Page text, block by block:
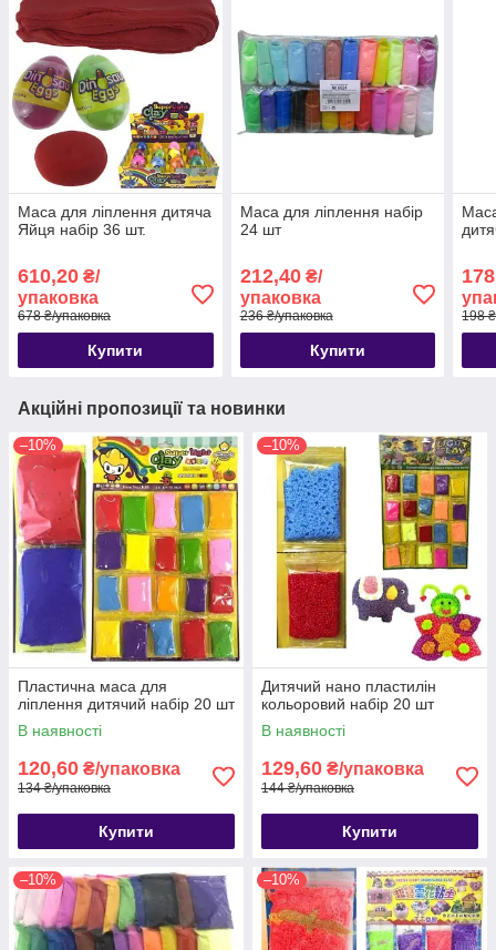
Маса для ліплення дитяча
Яйця набір 36 шт.
610,20 ₴/
упаковка
678 ₴/упаковка
Купити
Маса для ліплення набір
24 шт
212,40₴/
упаковка
236 ₴/упаковка
Купити
198
Акційні пропозиції та новинки
–10%
Пластична маса для
ліплення дитячий набір 20 шт
В наявності
120,60 ₴/упаковка
134 ₴/упаковка
Купити
–10%
Дитячий нано пластилін
кольоровий набір 20 шт
В наявності
129,60 ₴/упаковка
144 ₴/упаковка
Купити
–10% –10%